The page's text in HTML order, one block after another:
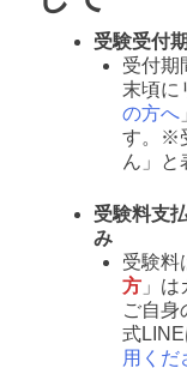
受験受付
受付
末頃に
の方へ
す。※
ん」と
受験料支
み
受験料
方 」
ご自身
式LINE
用くだ